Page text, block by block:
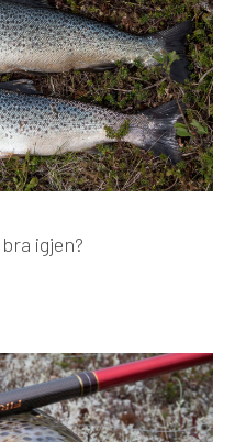
igjen?